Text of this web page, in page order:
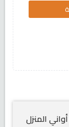
أواني المنزل